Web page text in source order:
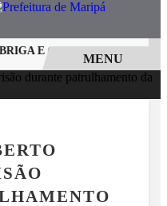
E CASO GRAVE
MENU